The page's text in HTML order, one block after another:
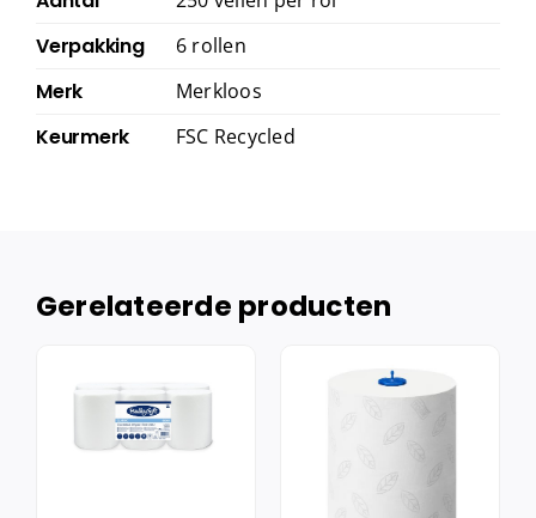
Verpakking 6 rollen
Merk Merkloos
Keurmerk FSC Recycled
Gerelateerde producten